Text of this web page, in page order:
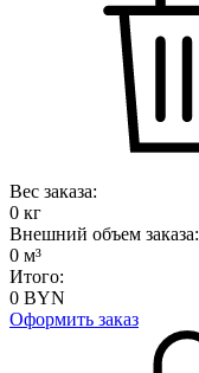
Вес заказа:
0 кг
Внешний объем заказа:
0 м³
Итого:
0 BYN
Оформить заказ